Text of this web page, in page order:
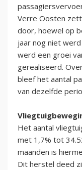
Verre Oosten
door, hoewel op
jaar nog niet werd
werd een groei
gerealiseerd.
bleef het aantal
van dezelfde
Het aantal
met 1,7% tot
maanden is
Dit herstel deed